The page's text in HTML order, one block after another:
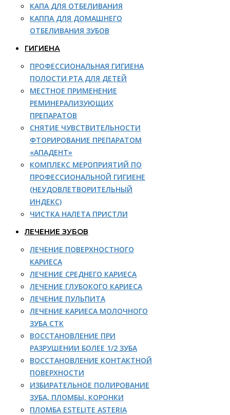
КАПА ДЛЯ ОТБЕЛИВАНИЯ
КАППА ДЛЯ ДОМАШНЕГО
ОТБЕЛИВАНИЯ ЗУБОВ
ГИГИЕНА
ПРОФЕССИОНАЛЬНАЯ ГИГИЕНА
ПОЛОСТИ РТА ДЛЯ ДЕТЕЙ
МЕСТНОЕ ПРИМЕНЕНИЕ
РЕМИНЕРАЛИЗУЮЩИХ
ПРЕПАРАТОВ
СНЯТИЕ ЧУВСТВИТЕЛЬНОСТИ
ФТОРИРОВАНИЕ ПРЕПАРАТОМ
«АПАДЕНТ»
КОМПЛЕКС МЕРОПРИЯТИЙ ПО
ПРОФЕССИОНАЛЬНОЙ ГИГИЕНЕ
(НЕУДОВЛЕТВОРИТЕЛЬНЫЙ
ИНДЕКС)
ЧИСТКА НАЛЕТА ПРИСТЛИ
ЛЕЧЕНИЕ ЗУБОВ
ЛЕЧЕНИЕ ПОВЕРХНОСТНОГО
КАРИЕСА
ЛЕЧЕНИЕ СРЕДНЕГО КАРИЕСА
ЛЕЧЕНИЕ ГЛУБОКОГО КАРИЕСА
ЛЕЧЕНИЕ ПУЛЬПИТА
ЛЕЧЕНИЕ КАРИЕСА МОЛОЧНОГО
ЗУБА СТК
ВОССТАНОВЛЕНИЕ ПРИ
РАЗРУШЕНИИ БОЛЕЕ 1/2 ЗУБА
ВОССТАНОВЛЕНИЕ КОНТАКТНОЙ
ПОВЕРХНОСТИ
ИЗБИРАТЕЛЬНОЕ ПОЛИРОВАНИЕ
ЗУБА, ПЛОМБЫ, КОРОНКИ
ПЛОМБА ESTELITE ASTERIA